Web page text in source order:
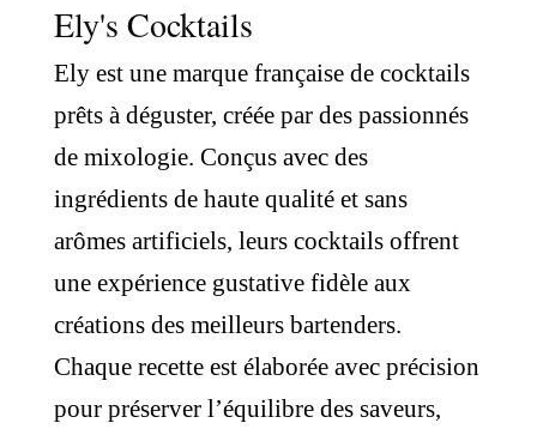
Ely's Cocktails
Ely est une marque française de cocktails
prêts à déguster, créée par des passionnés
de mixologie. Conçus avec des
ingrédients de haute qualité et sans
arômes artificiels, leurs cocktails offrent
une expérience gustative fidèle aux
créations des meilleurs bartenders.
Chaque recette est élaborée avec précision
pour préserver l’équilibre des saveurs,